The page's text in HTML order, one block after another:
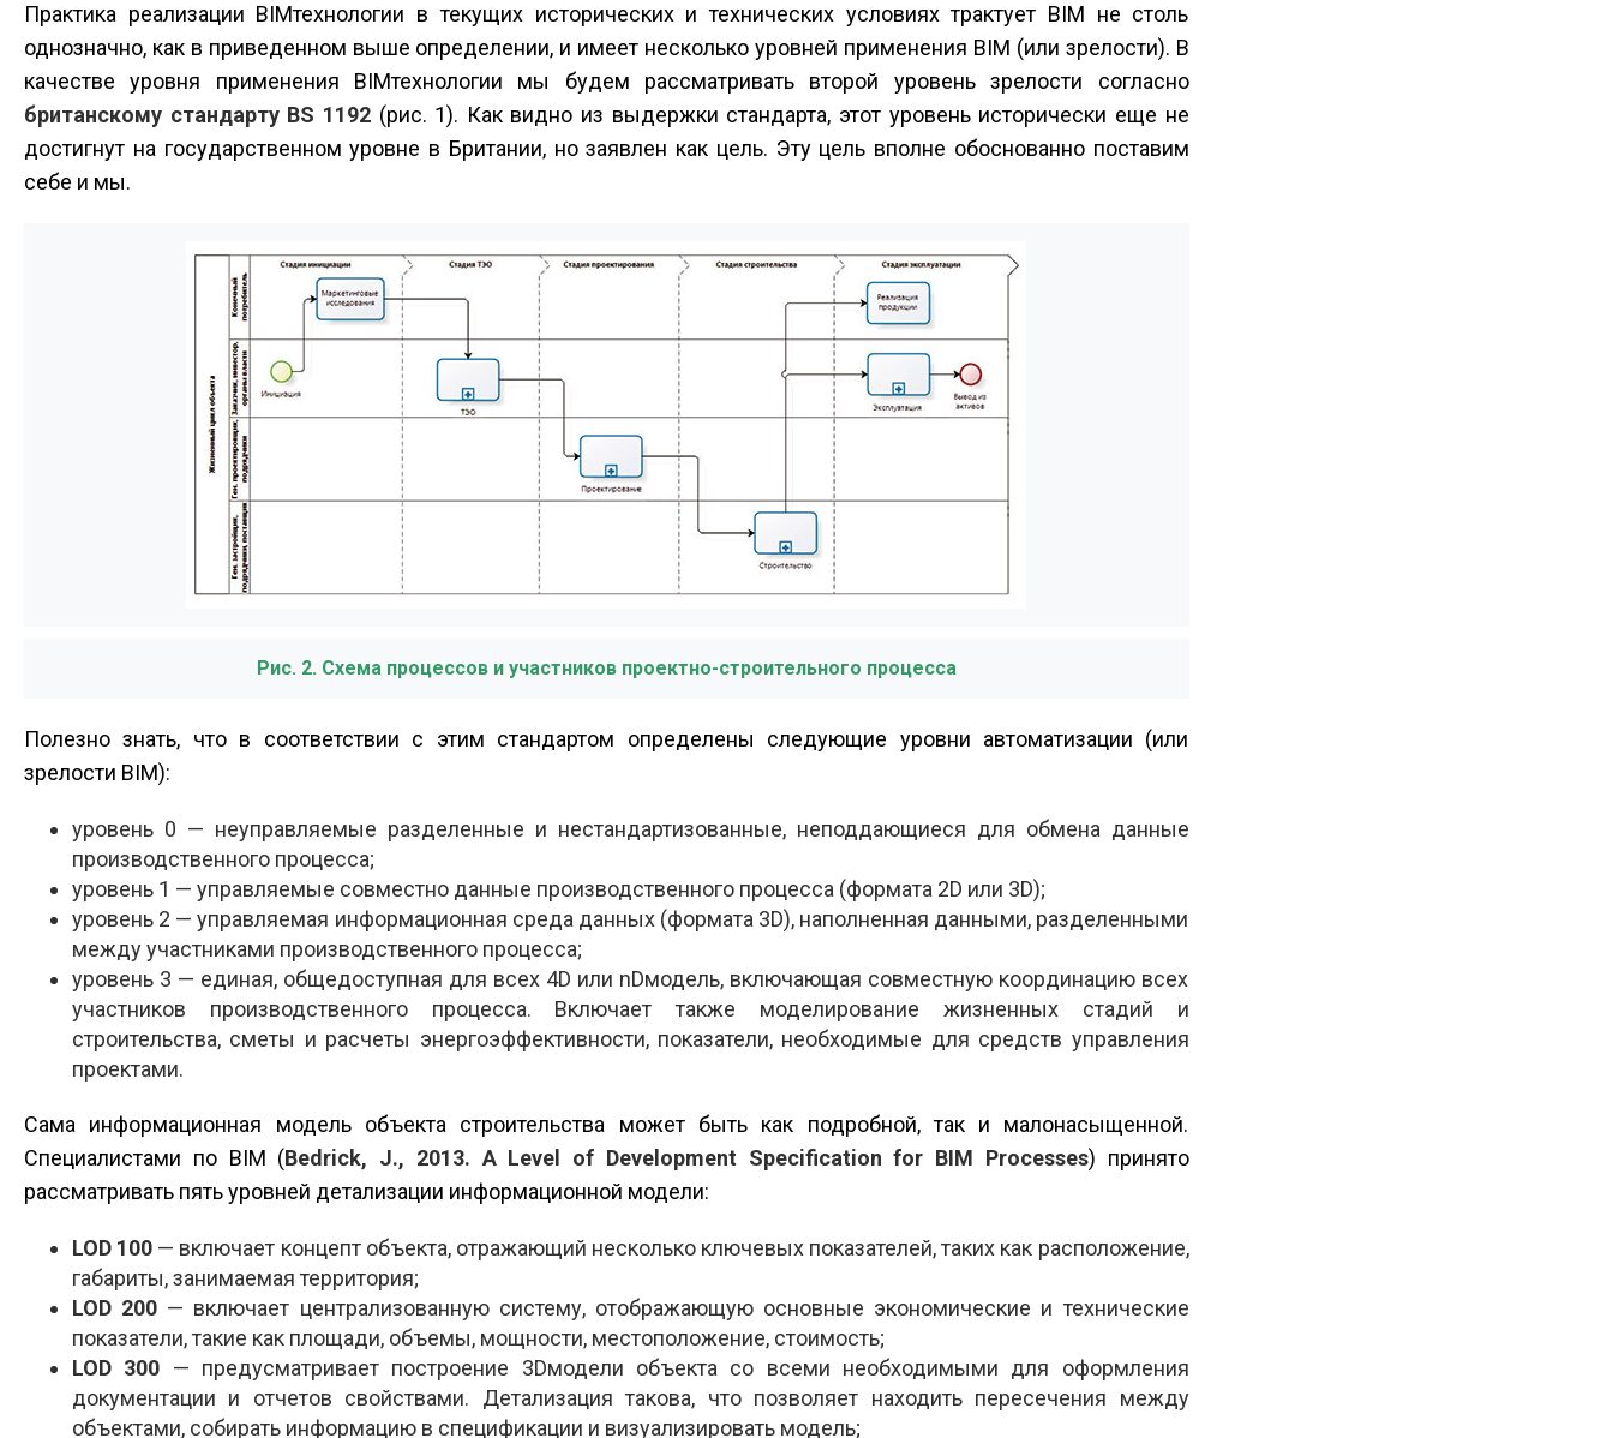
Практика реализации BIM­технологии в текущих исторических и технических условиях трактует BIM не столь
однозначно, как в приведенном выше определении, и имеет несколько уровней применения BIM (или зрелости). В
качестве уровня применения BIM­технологии мы будем рассматривать второй уровень зрелости согласно
британскому стандарту BS 1192(рис. 1). Как видно из выдержки стандарта, этот уровень исторически еще не
достигнут на государственном уровне в Британии, но заявлен как цель. Эту цель вполне обоснованно поставим
себе и мы.
Рис. 2. Схема процессов и участников проектно-строительного процесса
Полезно знать, что в соответствии с этим стандартом определены следующие уровни автоматизации (или
зрелости BIM):
уровень 0 — неуправляемые разделенные и нестандартизованные, неподдающиеся для обмена данные
производственного процесса;
уровень 1 — управляемые совместно данные производственного процесса (формата 2D или 3D);
уровень 2 — управляемая инфор­мационная среда данных (формата 3D), наполненная данными, разделенными
между участниками производственного процесса;
уровень 3 — единая, общедоступная для всех 4D­ или nD­модель, включающая совместную координацию всех
участников производственного процесса. Включает также моделирование жизненных стадий и
строительства, сметы и расчеты энергоэффективности, показатели, необходимые для средств управления
проектами.
Сама информационная модель объекта строительства может быть как подробной, так и малонасыщенной.
Специалистами по BIM (Bedrick, J., 2013. A Level of Development Specification for BIM Processes) принято
рассматривать пять уровней детализации информационной модели:
LOD 100 — включает концепт объекта, отражающий несколько ключевых показателей, таких как расположение,
габариты, занимаемая территория;
LOD 200 — включает централизованную систему, отображающую основные экономичес­кие и технические
показатели, такие как площади, объемы, мощности, местоположение, стоимость;
LOD 300 — предусматривает построение 3D­модели объекта со всеми необходимыми для оформления
документации и отчетов свойствами. Детализация такова, что позволяет находить пересечения между
объектами, собирать информацию в спе­цификации и визуализировать модель;